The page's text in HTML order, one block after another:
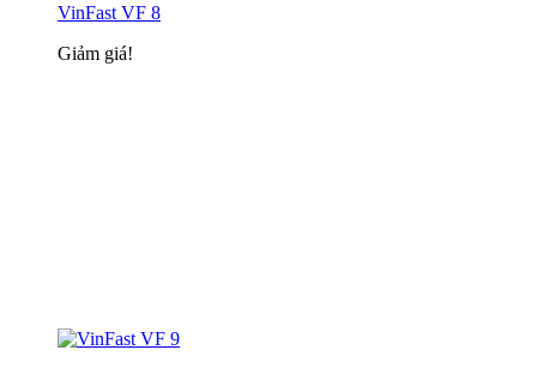
VinFast VF 8
Giảm giá!